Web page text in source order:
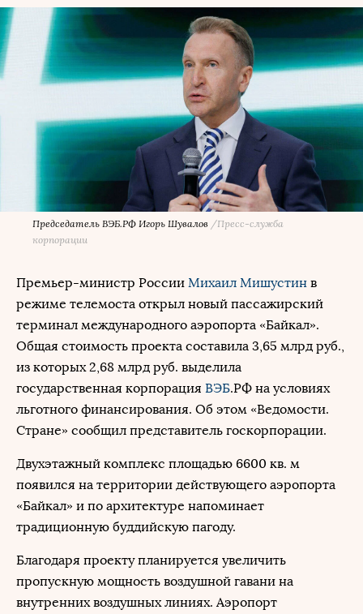
Председатель ВЭБ.РФ Игорь Шувалов /Пресс-служба
корпорации
Премьер-министр России Михаил Мишустин в
режиме телемоста открыл новый пассажирский
терминал международного аэропорта «Байкал».
Общая стоимость проекта составила 3,65 млрд руб.,
из которых 2,68 млрд руб. выделила
государственная корпорация ВЭБ.РФ на условиях
льготного финансирования. Об этом «Ведомости.
Стране» сообщил представитель госкорпорации.
Двухэтажный комплекс площадью 6600 кв. м
появился на территории действующего аэропорта
«Байкал» и по архитектуре напоминает
традиционную буддийскую пагоду.
Благодаря проекту планируется увеличить
пропускную мощность воздушной гавани на
внутренних воздушных линиях. Аэропорт